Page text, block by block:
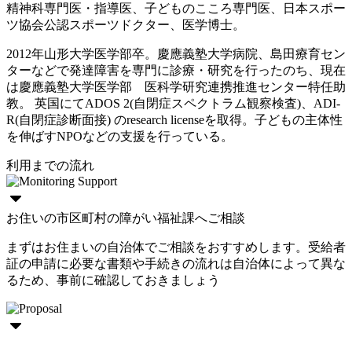
精神科専門医・指導医、子どものこころ専門医、日本スポー
ツ協会公認スポーツドクター、医学博士。
2012年山形大学医学部卒。慶應義塾大学病院、島田療育セン
ターなどで発達障害を専門に診療・研究を行ったのち、現在
は慶應義塾大学医学部 医科学研究連携推進センター特任助
教。 英国にてADOS 2(自閉症スペクトラム観察検査)、ADI-
R(自閉症診断面接) のresearch licenseを取得。子どもの主体性
を伸ばすNPOなどの支援を行っている。
利用までの流れ
お住いの市区町村の障がい福祉課へご相談
まずはお住まいの自治体でご相談をおすすめします。受給者
証の申請に必要な書類や手続きの流れは自治体によって異な
るため、事前に確認しておきましょう